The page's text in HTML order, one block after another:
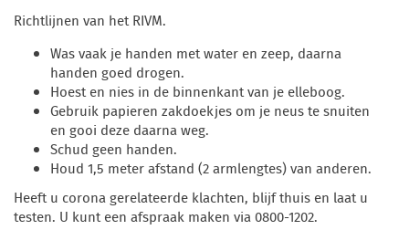
Richtlijnen van het RIVM.
Was vaak je handen met water en zeep, daarna
handen goed drogen.
Hoest en nies in de binnenkant van je elleboog.
Gebruik papieren zakdoekjes om je neus te snuiten
en gooi deze daarna weg.
Schud geen handen.
Houd 1,5 meter afstand (2 armlengtes) van anderen.
Heeft u corona gerelateerde klachten, blijf thuis en laat u
testen. U kunt een afspraak maken via 0800-1202.